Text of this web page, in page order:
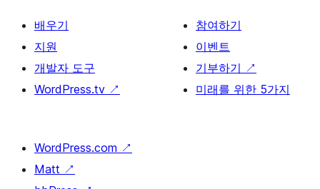
배우기
지원
개발자 도구
WordPress.tv ↗
참여하기
이벤트
기부하기 ↗
미래를 위한 5가지
WordPress.com ↗
Matt ↗